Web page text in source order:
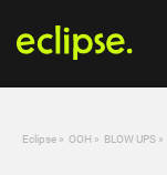
Eclipse » OOH » BLOW UPS »